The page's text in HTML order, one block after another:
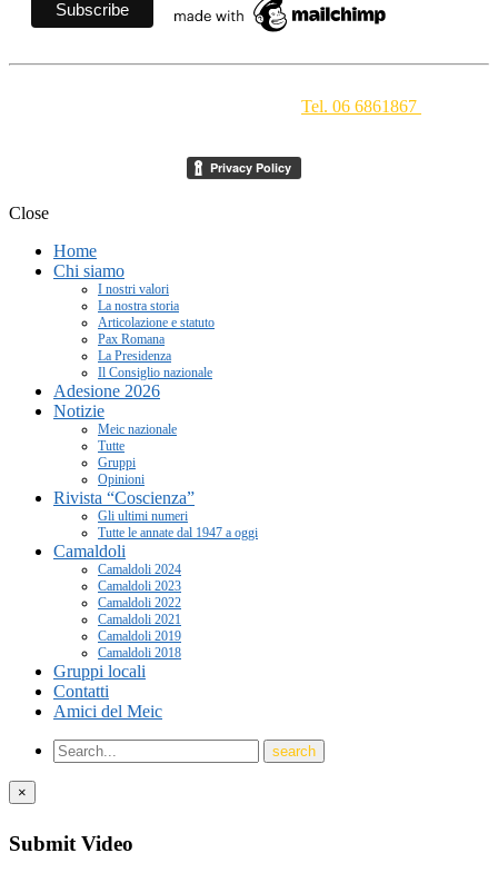
Tel. 06 6861867
Close
Home
Chi siamo
I nostri valori
La nostra storia
Articolazione e statuto
Pax Romana
La Presidenza
Il Consiglio nazionale
Adesione 2026
Notizie
Meic nazionale
Tutte
Gruppi
Opinioni
Rivista “Coscienza”
Gli ultimi numeri
Tutte le annate dal 1947 a oggi
Camaldoli
Camaldoli 2024
Camaldoli 2023
Camaldoli 2022
Camaldoli 2021
Camaldoli 2019
Camaldoli 2018
Gruppi locali
Contatti
Amici del Meic
×
Submit Video